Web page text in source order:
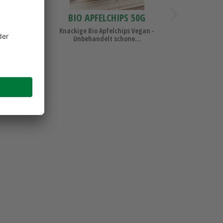
BIO APFELCHIPS 50G
Knackige Bio Apfelchips Vegan -
Unbehandelt schone...